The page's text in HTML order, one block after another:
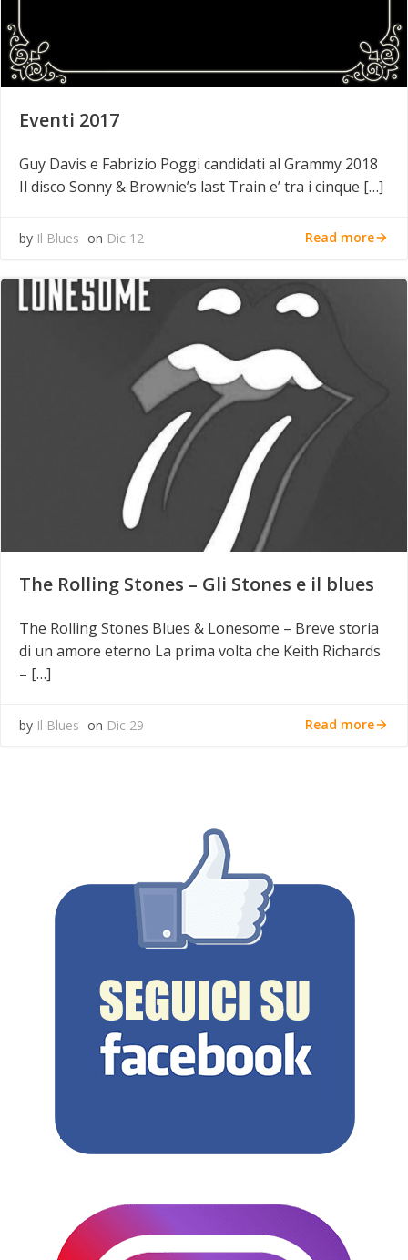
Eventi 2017
Guy Davis e Fabrizio Poggi candidati al Grammy 2018
Il disco Sonny & Brownie’s last Train e’ tra i cinque […]
by Il Blues on Dic 12 Read more
The Rolling Stones – Gli Stones e il blues
The Rolling Stones Blues & Lonesome – Breve storia
di un amore eterno La prima volta che Keith Richards
– […]
by Il Blues on Dic 29 Read more